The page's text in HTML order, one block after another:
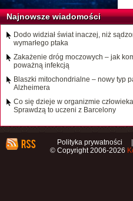
Najnowsze wiadomości
Dodo widział świat inaczej, niż
wymarłego ptaka
Zakażenie dróg moczowych – jak
poważną infekcją
Blaszki mitochondrialne – nowy typ
Alzheimera
Co się dzieje w organizmie
Sprawdzą to uczeni z Barcelony
Polityka prywatności
© Copyright 2006-2026